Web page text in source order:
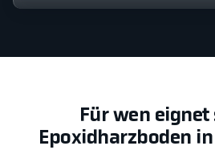
Für wen eignet
Epoxidharzboden